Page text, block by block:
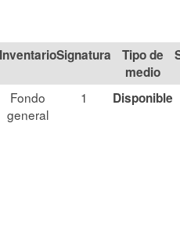
Signatura
Tipo de
medio
Fondo
general
1 Disponible